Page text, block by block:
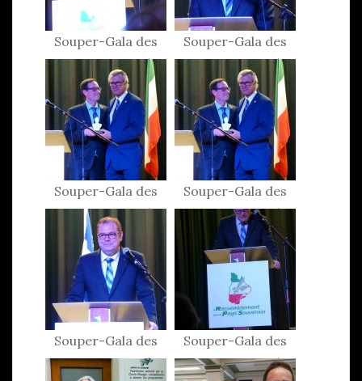
Souper-Gala des
Patriotes 2015
Souper-Gala des
Patriotes 2015
Souper-Gala des
Patriotes 2015
Souper-Gala des
Patriotes 2015
Souper-Gala des
Patriotes 2015
Souper-Gala des
Patriotes 2015